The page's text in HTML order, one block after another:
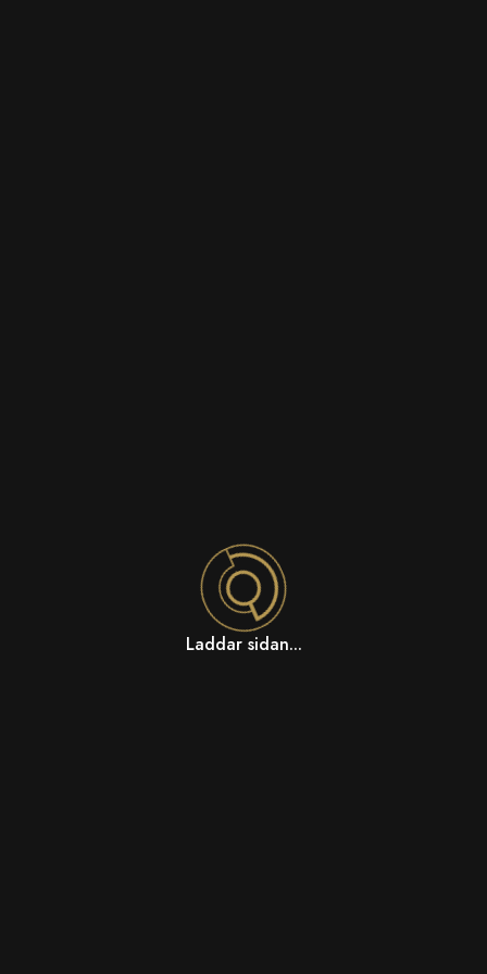
Laddar sidan...